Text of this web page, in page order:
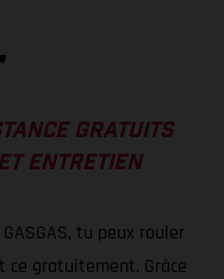
GRATUITS
ENTRETIEN
tu peux rouler
ce gratuitement. Grâce